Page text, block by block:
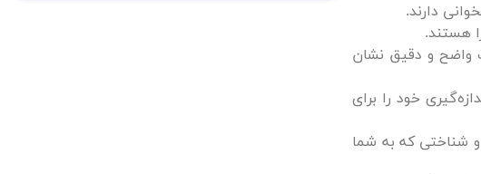
دارند.
هستند.
واضح و دقیق نشان
خود را برای
شناختی که به شما